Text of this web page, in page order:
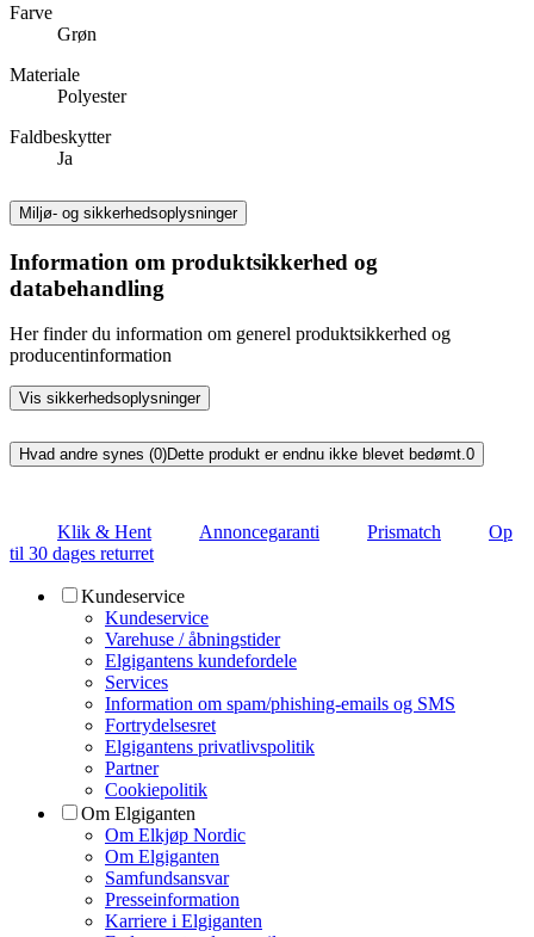
Farve
Grøn
Materiale
Polyester
Faldbeskytter
Ja
Miljø- og sikkerhedsoplysninger
Information om produktsikkerhed og
databehandling
Her finder du information om generel produktsikkerhed og
producentinformation
Vis sikkerhedsoplysninger
Hvad andre synes (0)Dette produkt er endnu ikke blevet bedømt.0
Klik & Hent Annoncegaranti Prismatch
Op
til 30 dages returret
Kundeservice
Kundeservice
Varehuse / åbningstider
Elgigantens kundefordele
Services
Information om spam/phishing-emails og SMS
Fortrydelsesret
Elgigantens privatlivspolitik
Partner
Cookiepolitik
Om Elgiganten
Om Elkjøp Nordic
Om Elgiganten
Samfundsansvar
Presseinformation
Karriere i Elgiganten